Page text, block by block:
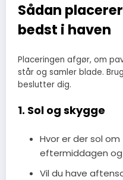
Sådan
bedst i haven
Placeringen afgør, om
står og samler blade.
beslutter dig.
1. Sol og skygge
Hvor er der sol
eftermiddagen
Vil du have